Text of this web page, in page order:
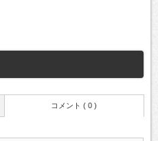
コメント ( 0 )